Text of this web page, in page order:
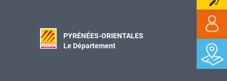
PYRÉNÉES-ORIENTALES
Le Département